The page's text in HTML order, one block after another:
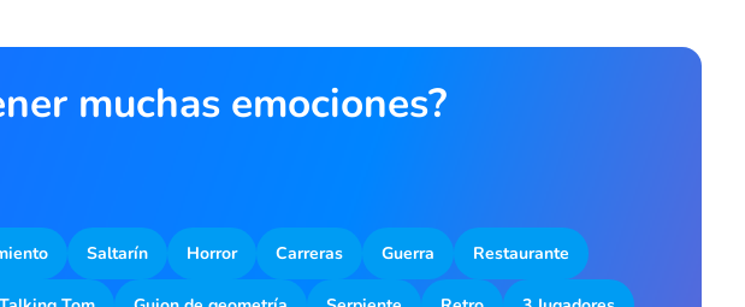
muchas emociones?
Saltarín Horror Carreras Guerra Restaurante